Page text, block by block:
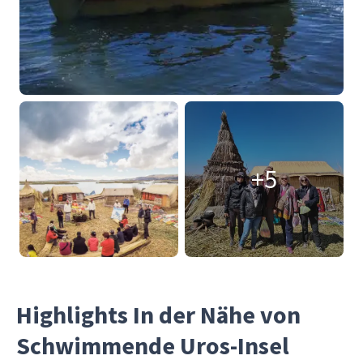
+5
Highlights In der Nähe von
Schwimmende Uros-Insel